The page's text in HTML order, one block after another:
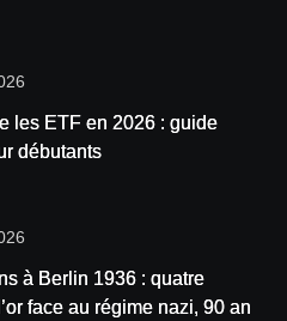
les ETF en 2026 : guide
débutants
à Berlin 1936 : quatre
face au régime nazi, 90 ans